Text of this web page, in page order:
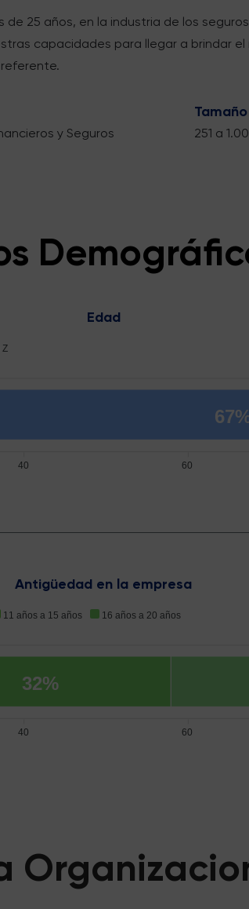
de 25 años, en la industria de los
capacidades para llegar a brindar el
y Seguros
Tamaño
251 a
Edad
Z
60
40
Antigüedad en la empresa
11 años a 15 años 16 años a 20 años
60
40
32%